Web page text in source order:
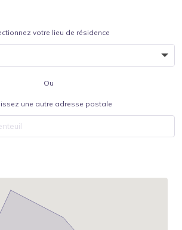
votre lieu de résidence
Ou
une autre adresse postale